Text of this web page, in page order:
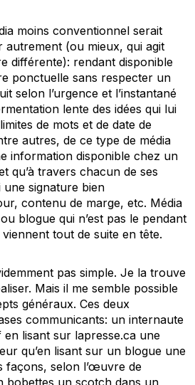
moins conventionnel serait
autrement (ou mieux, qui agit
différente): rendant disponible
ponctuelle sans respecter un
selon l’urgence et l’instantané
lente des idées qui lui
de mots et de date de
autres, de ce type de média
information disponible chez un
qu’à travers chacun de ses
une signature bien
contenu de marge, etc. Média
blogue qui n’est pas le pendant
tout de suite en tête.
pas simple. Je la trouve
Mais il me semble possible
généraux. Ces deux
communicants: un internaute
en lisant sur lapresse.ca une
qu’en lisant sur un blogue une
façons, selon l’œuvre de
bobettes un scotch dans un